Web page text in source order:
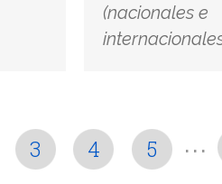
(nacionales e
3 4 5 ...